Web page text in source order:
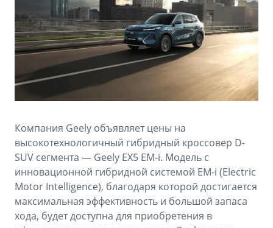
OKAVANGO
от 3 429 990 ₽*
MONJARO
от 4 349 990 ₽*
PREFACE
от 3 079 990 ₽*
GEELY EX5
от 3 769 990 ₽*
Аксессуары
Зарядные устройства
ФИНАНСЫ И УСЛУГИ
Автокредит
Страхование
GEELY Лизинг
Советы по эксплуатации
Спецпредложения
ПОДДЕРЖКА
Помощь на дорогах
Сервисная книжка
Вопросы и ответы
Компания Geely объявляет цены на
высокотехнологичный гибридный кроссовер D-
SUV сегмента — Geely EX5 EM-i. Модель с
инновационной гибридной системой EM-i (Electric
Motor Intelligence), благодаря которой достигается
максимальная эффективность и большой запаса
хода, будет доступна для приобретения в